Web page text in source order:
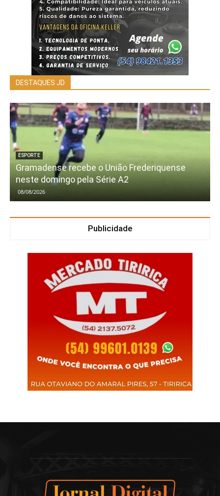
DESTAQUES JD
ESPORTE
Gramadense recebe o União Frederiquense
neste domingo pela Série A2
08/08/2026
Publicidade